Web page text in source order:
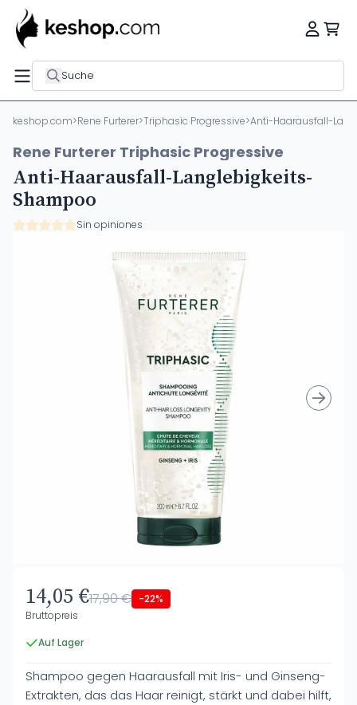
Suche
keshop.com>Rene Furterer>Triphasic Progressive>Anti-Haarausfall-
Rene Furterer Triphasic Progressive
Anti-Haarausfall-Langlebigkeits-
Shampoo
Sin opiniones
14,05 €17,90 € -22%
Bruttopreis
Auf Lager
Shampoo gegen Haarausfall mit Iris- und Ginseng-
Extrakten, das das Haar reinigt, stärkt und dabei hilft,